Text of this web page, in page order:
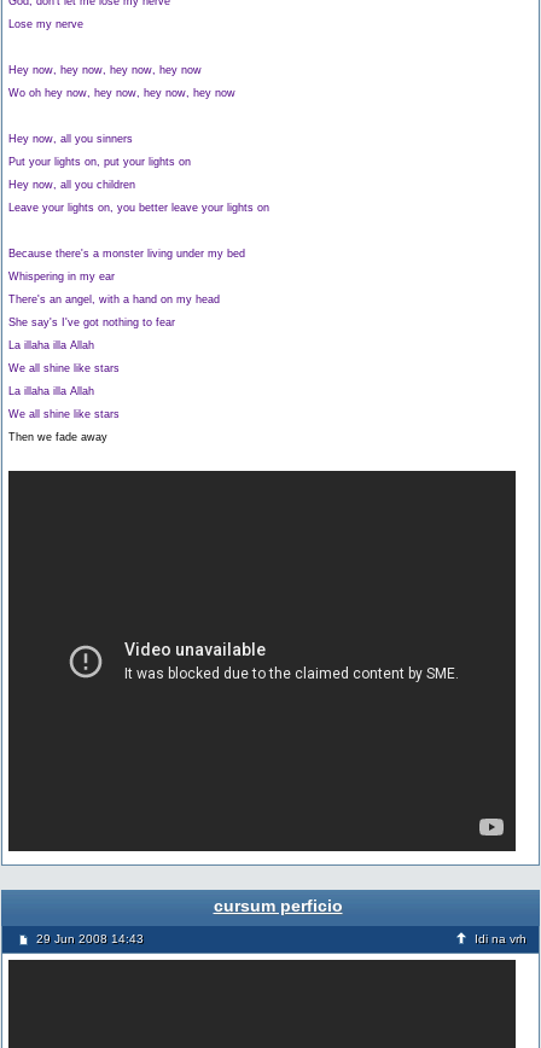
Lose my nerve
Hey now, hey now, hey now, hey now
Wo oh hey now, hey now, hey now, hey now
Hey now, all you sinners
Put your lights on, put your lights on
Hey now, all you children
Leave your lights on, you better leave your lights on
Because there's a monster living under my bed
Whispering in my ear
There's an angel, with a hand on my head
She say's I've got nothing to fear
La illaha illa Allah
We all shine like stars
La illaha illa Allah
We all shine like stars
Then we fade away
cursum perficio
29 Jun 2008 14:43 Idi na vrh